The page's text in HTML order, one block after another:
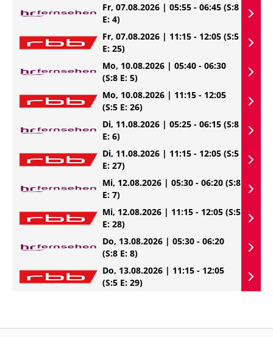
Fr, 07.08.2026 | 05:55 - 06:45 (S:8
E: 4)
Fr, 07.08.2026 | 11:15 - 12:05 (S:5
E: 25)
Mo, 10.08.2026 | 05:40 - 06:30
(S:8 E: 5)
Mo, 10.08.2026 | 11:15 - 12:05
(S:5 E: 26)
Di, 11.08.2026 | 05:25 - 06:15 (S:8
E: 6)
Di, 11.08.2026 | 11:15 - 12:05 (S:5
E: 27)
Mi, 12.08.2026 | 05:30 - 06:20 (S:8
E: 7)
Mi, 12.08.2026 | 11:15 - 12:05 (S:5
E: 28)
Do, 13.08.2026 | 05:30 - 06:20
(S:8 E: 8)
Do, 13.08.2026 | 11:15 - 12:05
(S:5 E: 29)